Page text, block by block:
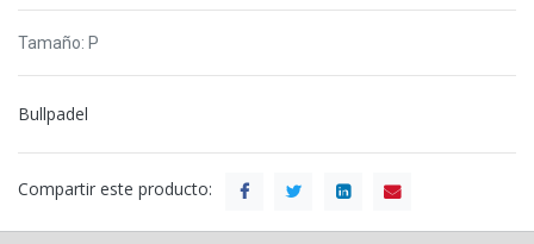
Tamaño: P
Bullpadel
Compartir este producto: